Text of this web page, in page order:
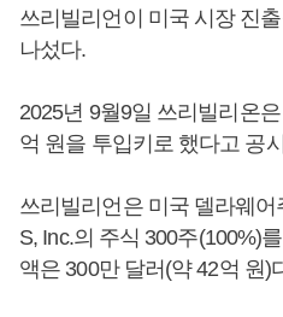
쓰리빌리언이 미국 시장 진
나섰다.
2025년 9월9일 쓰리빌리온
억 원을 투입키로 했다고 공
쓰리빌리언은 미국 델라웨어
S, Inc.의 주식 300주(100%)
액은 300만 달러(약 42억 원)